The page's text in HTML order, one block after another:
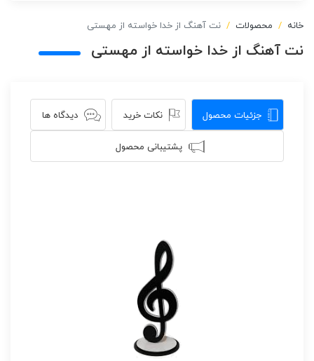
خانه محصولات نت آهنگ از خدا خواسته از مهستی
نت آهنگ از خدا خواسته از مهستی
جزئیات محصول نکات خرید دیدگاه ها
پشتیبانی محصول